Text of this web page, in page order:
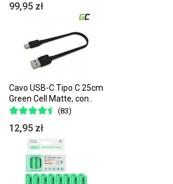
99,95 zł
Cavo USB-C Tipo C 25cm
Green Cell Matte, con..
(83)
12,95 zł